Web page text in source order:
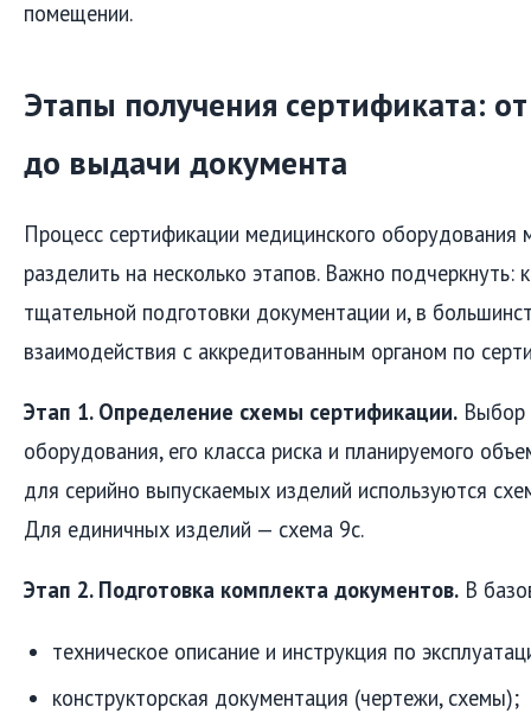
помещении.
Этапы получения сертификата:
до выдачи документа
Процесс сертификации медицинского оборудования
разделить на несколько этапов. Важно подчеркнуть:
тщательной подготовки документации и, в
взаимодействия с аккредитованным органом по
Этап 1. Определение схемы сертификации. Выбор
оборудования, его класса риска и планируемого
для серийно выпускаемых изделий используются
Для единичных изделий — схема 9с.
Этап 2. Подготовка комплекта документов. В
техническое описание и инструкция по
конструкторская документация (чертежи, схемы);